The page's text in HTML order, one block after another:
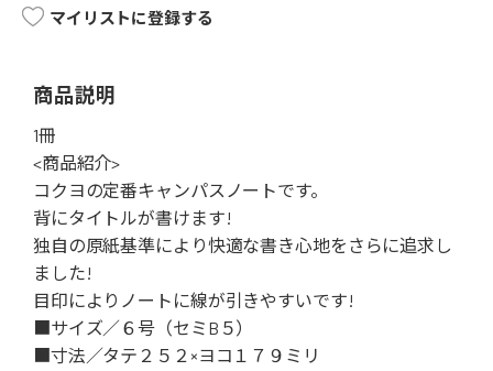
マイリストに登録する
商品説明
1冊
<商品紹介>
コクヨの定番キャンパスノートです。
背にタイトルが書けます!
独自の原紙基準により快適な書き心地をさらに追求し
ました!
目印によりノートに線が引きやすいです!
■サイズ／６号（セミB５）
■寸法／タテ２５２×ヨコ１７９ミリ